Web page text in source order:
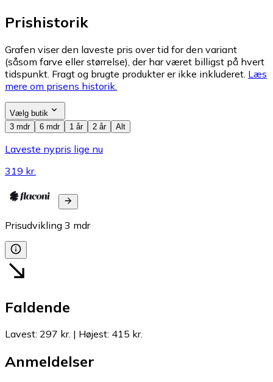
Prishistorik
Grafen viser den laveste pris over tid for den variant
(såsom farve eller størrelse), der har været billigst på hvert
tidspunkt. Fragt og brugte produkter er ikke inkluderet. Læs
mere om prisens historik.
Vælg butik
3 mdr
6 mdr 1 år 2 år Alt
Laveste nypris lige nu
319 kr.
Prisudvikling 3 mdr
Faldende
Lavest: 297 kr. | Højest: 415 kr.
Anmeldelser